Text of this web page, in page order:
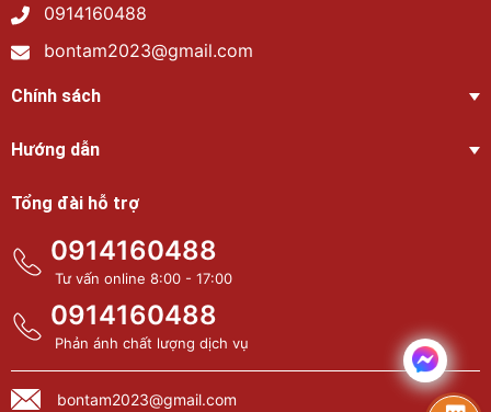
0914160488
bontam2023@gmail.com
Chính sách
Hướng dẫn
Tổng đài hỗ trợ
0914160488
Tư vấn online 8:00 - 17:00
0914160488
Phản ánh chất lượng dịch vụ
bontam2023@gmail.com